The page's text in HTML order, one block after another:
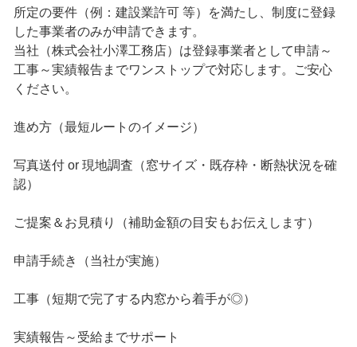
所定の要件（例：建設業許可 等）を満たし、制度に登録
した事業者のみが申請できます。
当社（株式会社小澤工務店）は登録事業者として申請～
工事～実績報告までワンストップで対応します。ご安心
ください。
進め方（最短ルートのイメージ）
写真送付 or 現地調査（窓サイズ・既存枠・断熱状況を確
認）
ご提案＆お見積り（補助金額の目安もお伝えします）
申請手続き（当社が実施）
工事（短期で完了する内窓から着手が◎）
実績報告～受給までサポート